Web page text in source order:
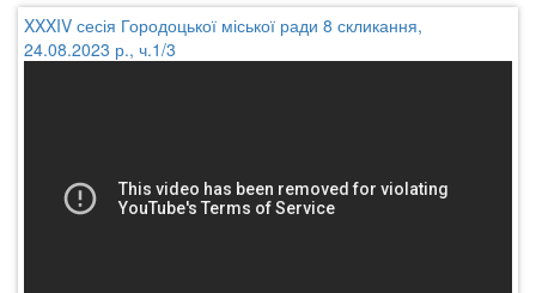
XXXIV сесія Городоцької міської ради 8 скликання,
24.08.2023 р., ч.1/3